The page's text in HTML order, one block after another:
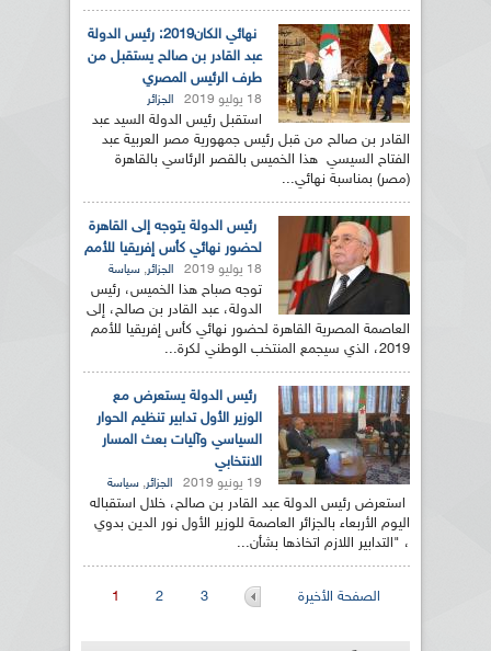
نهائي الكان2019: رئيس الدولة
عبد القادر بن صالح يستقبل من
طرف الرئيس المصري
18 يوليو 2019 الجزائر
استقبل رئيس الدولة السيد عبد
القادر بن صالح من قبل رئيس جمهورية مصر العربية عبد
الفتاح السيسي هذا الخميس بالقصر الرئاسي بالقاهرة
(مصر) بمناسبة نهائي...
رئيس الدولة يتوجه إلى القاهرة
لحضور نهائي كأس إفريقيا للأمم
18 يوليو 2019 الجزائر, سياسة
توجه صباح هذا الخميس، رئيس
الدولة، عبد القادر بن صالح، إلى
العاصمة المصرية القاهرة لحضور نهائي كأس إفريقيا للأمم
2019، الذي سيجمع المنتخب الوطني لكرة...
رئيس الدولة يستعرض مع
الوزير الأول تدابير تنظيم الحوار
السياسي وآليات بعث المسار
الانتخابي
19 يونيو 2019 الجزائر, سياسة
استعرض رئيس الدولة عبد القادر بن صالح، خلال استقباله
اليوم الأربعاء بالجزائر العاصمة للوزير الأول نور الدين بدوي
، "التدابير اللازم اتخاذها بشأن...
الصفحات 1 2 3 الصفحة الأخيرة